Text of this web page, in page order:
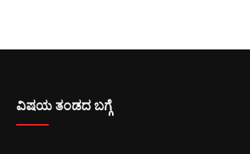
ವಿಷಯ ತಂಡದ ಬಗ್ಗೆ